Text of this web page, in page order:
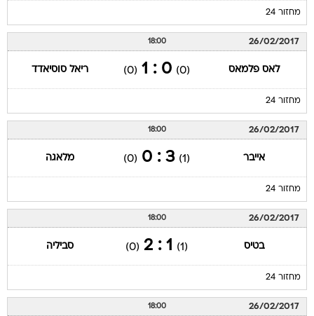
מחזור 24
26/02/2017
18:00
לאס פלמאס (0)
0 : 1
(0) ריאל סוסיאדד
מחזור 24
26/02/2017
18:00
אייבר (1)
3 : 0
(0) מלאגה
מחזור 24
26/02/2017
18:00
בטיס (1)
1 : 2
(0) סביליה
מחזור 24
26/02/2017
18:00